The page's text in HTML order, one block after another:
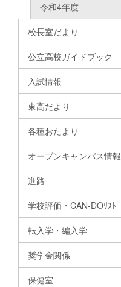
令和4年度
校長室だより
公立高校ガイドブック
入試情報
東高だより
各種おたより
オープンキャンパス情報
進路
学校評価・CAN-DOﾘｽﾄ
転入学・編入学
奨学金関係
保健室